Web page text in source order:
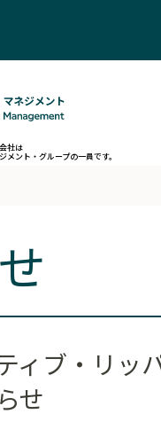
社は
メント・グループの一員です。
ィブ・リ
せ